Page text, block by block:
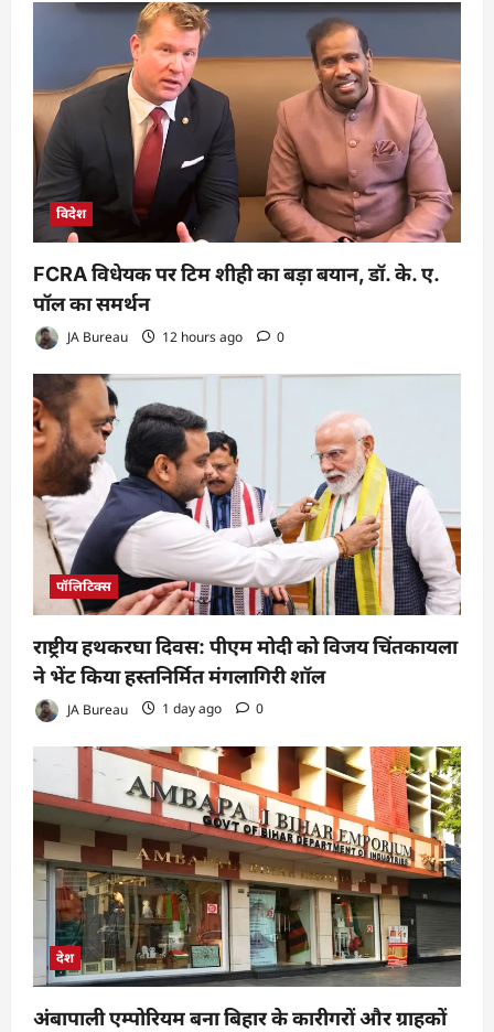
विदेश
FCRA विधेयक पर टिम शीही का बड़ा बयान, डॉ. के. ए.
पॉल का समर्थन
JA Bureau 12 hours ago 0
पॉलिटिक्स
राष्ट्रीय हथकरघा दिवस: पीएम मोदी को विजय चिंतकायला
ने भेंट किया हस्तनिर्मित मंगलागिरी शॉल
JA Bureau 1 day ago 0
देश
अंबापाली एम्पोरियम बना बिहार के कारीगरों और ग्राहकों